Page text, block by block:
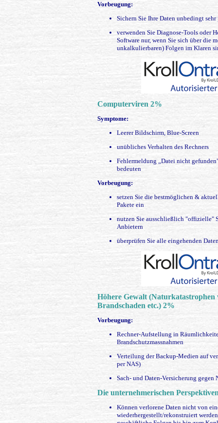
Vorbeugung:
Sichern Sie Ihre Daten unbedingt
verwenden Sie Diagnose-Tools oder
Software nur, wenn Sie sich über die
unkalkulierbaren) Folgen im Klaren
Computerviren 2%
Symptome:
Leerer Bildschirm, Blue-Screen
unübliches Verhalten des Rechners
Fehlermeldung „Datei nicht
bedeuten
Vorbeugung:
setzen Sie die bestmöglichen &
Pakete ein
nutzen Sie ausschließlich "offizielle"
Anbietern
überprüfen Sie alle eingehenden
Höhere Gewalt (Naturkatastrophen
Brandschaden etc.) 2%
Vorbeugung:
Rechner-Aufstellung in
Brandschutzmassnahmen
Verteilung der Backup-Medien auf
per NAS)
Sach- und Daten-Versicherung gegen
Die unternehmerischen
Können verlorene Daten nicht von
wiederhergestellt/rekonstruiert